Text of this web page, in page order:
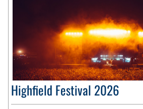
Highfield Festival 2026